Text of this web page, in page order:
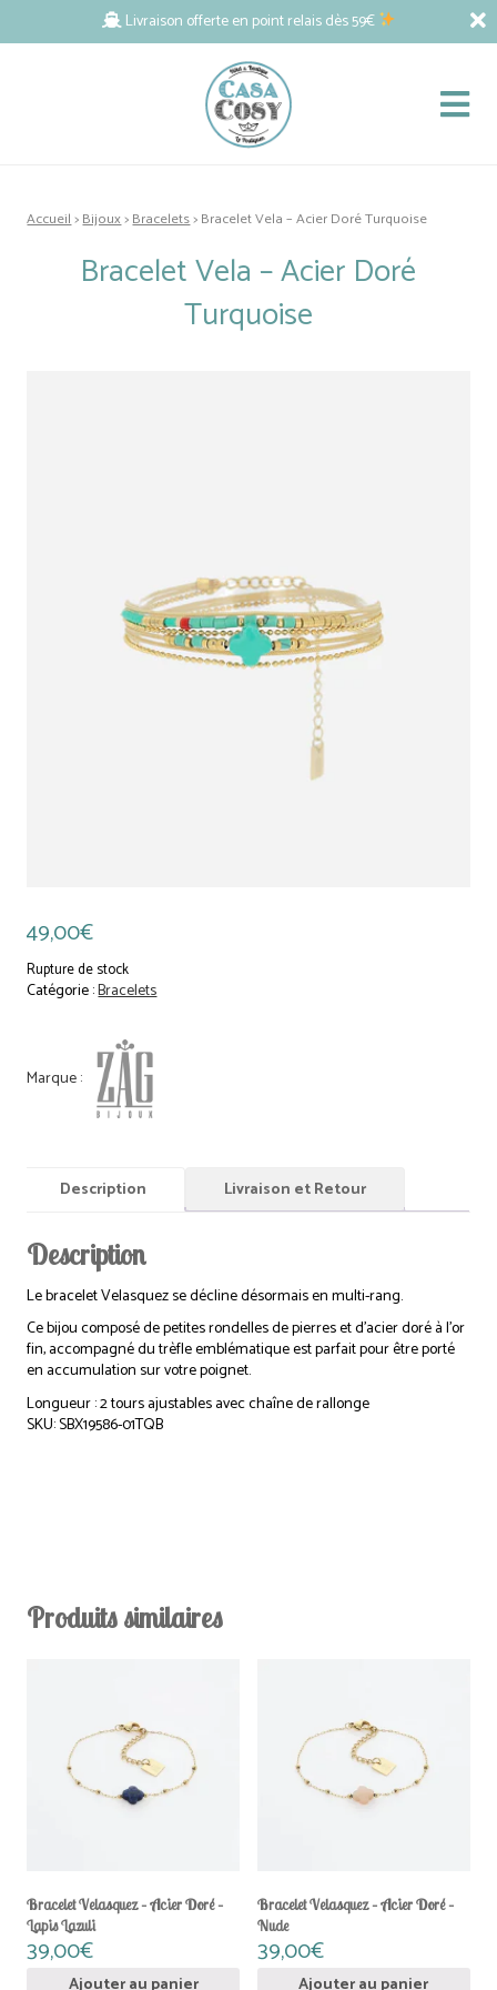
Livraison offerte en point relais dès 59€
Accueil>Bijoux>Bracelets> Bracelet Vela – Acier Doré Turquoise
Bracelet Vela – Acier Doré
Turquoise
49,00€
Rupture de stock
Catégorie :Bracelets
Description Livraison et Retour
Description
Le bracelet Velasquez se décline désormais en multi-rang.
Ce bijou composé de petites rondelles de pierres et d’acier doré à l’or
fin, accompagné du trèfle emblématique est parfait pour être porté
en accumulation sur votre poignet.
Longueur : 2 tours ajustables avec chaîne de rallonge
SKU: SBX19586-01TQB
Produits similaires
Bracelet Velasquez – Acier Doré –
Lapis Lazuli
39,00€
Ajouter au panier
Bracelet Velasquez – Acier Doré –
Nude
39,00€
Ajouter au panier